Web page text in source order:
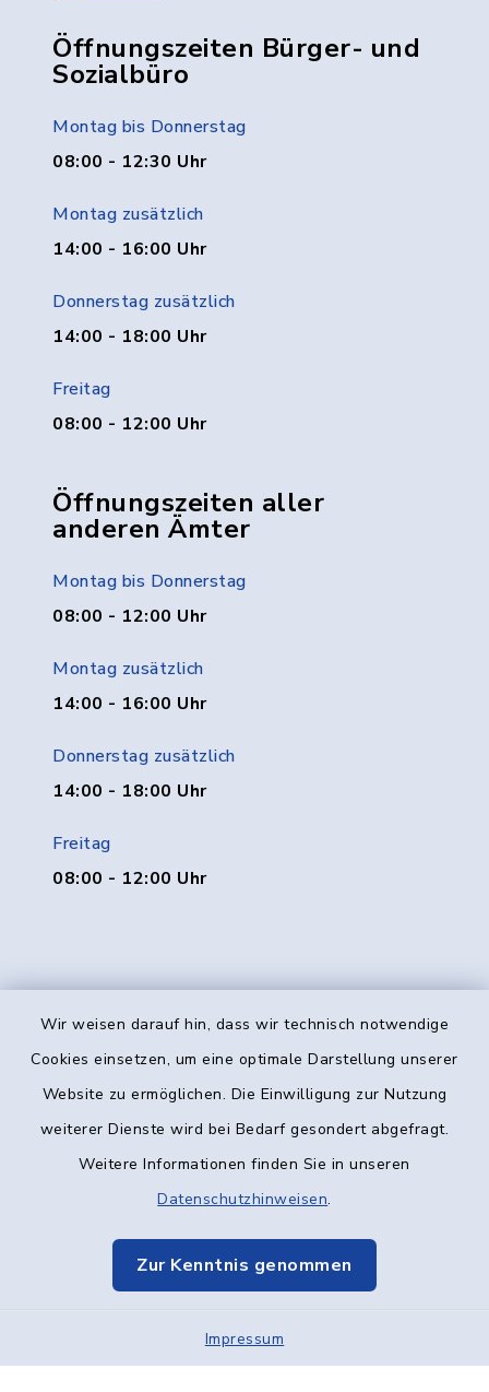
Wir weisen darauf hin, dass wir technisch notwendige
Cookies einsetzen, um eine optimale Darstellung unserer
Website zu ermöglichen. Die Einwilligung zur Nutzung
weiterer Dienste wird bei Bedarf gesondert abgefragt.
Weitere Informationen finden Sie in unseren
Datenschutzhinweisen.
Zur Kenntnis genommen
Impressum
Öffnungszeiten Bürger- und
Sozialbüro
Montag bis Donnerstag
08:00 - 12:30 Uhr
Montag zusätzlich
14:00 - 16:00 Uhr
Donnerstag zusätzlich
14:00 - 18:00 Uhr
Freitag
08:00 - 12:00 Uhr
Öffnungszeiten aller
anderen Ämter
Montag bis Donnerstag
08:00 - 12:00 Uhr
Montag zusätzlich
14:00 - 16:00 Uhr
Donnerstag zusätzlich
14:00 - 18:00 Uhr
Freitag
08:00 - 12:00 Uhr
Kontakt
Datenschutz
Elektronische Kommunikation
Sitemap